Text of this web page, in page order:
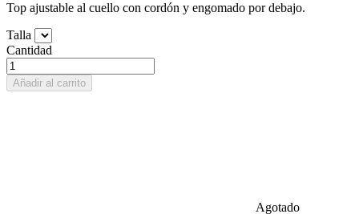
Top ajustable al cuello con cordón y engomado por debajo.
Talla
Cantidad
Añadir al carrito
Agotado